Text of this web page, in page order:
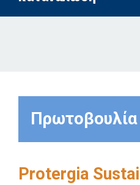
Πρωτοβουλία
Protergia